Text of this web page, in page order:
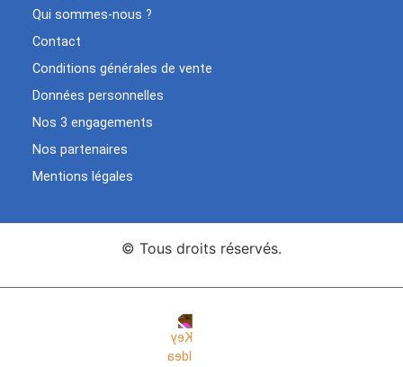
Qui sommes-nous ?
Contact
Conditions générales de vente
Données personnelles
Nos 3 engagements
Nos partenaires
Mentions légales
© Tous droits réservés.